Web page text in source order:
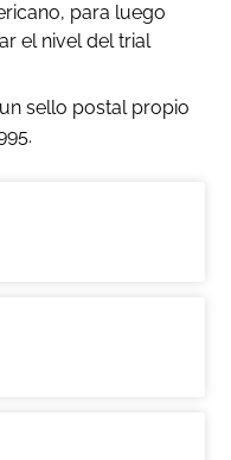
para luego
el nivel del trial
sello postal propio